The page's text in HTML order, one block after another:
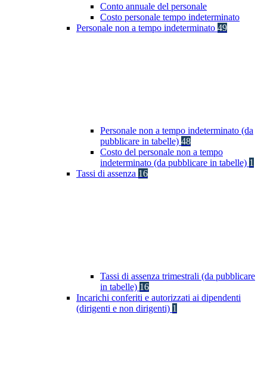
Conto annuale del personale
Costo personale tempo indeterminato
Personale non a tempo indeterminato 49
Personale non a tempo indeterminato (da
pubblicare in tabelle) 48
Costo del personale non a tempo
indeterminato (da pubblicare in tabelle) 1
Tassi di assenza 16
Tassi di assenza trimestrali (da pubblicare
in tabelle) 16
Incarichi conferiti e autorizzati ai dipendenti
(dirigenti e non dirigenti) 1